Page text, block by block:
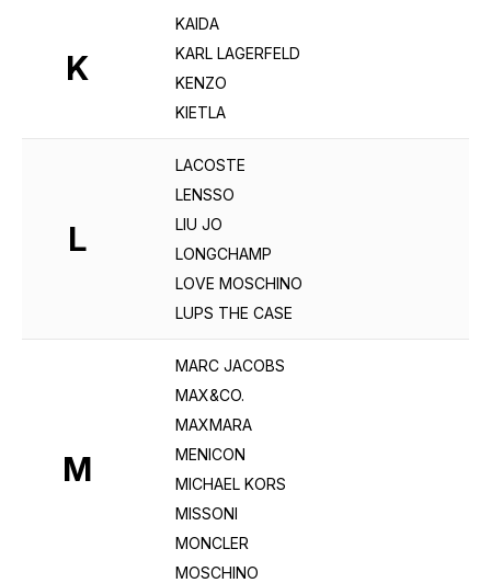
K
KAIDA
KARL LAGERFELD
KENZO
KIETLA
L
LACOSTE
LENSSO
LIU JO
LONGCHAMP
LOVE MOSCHINO
LUPS THE CASE
M
MARC JACOBS
MAX&CO.
MAXMARA
MENICON
MICHAEL KORS
MISSONI
MONCLER
MOSCHINO